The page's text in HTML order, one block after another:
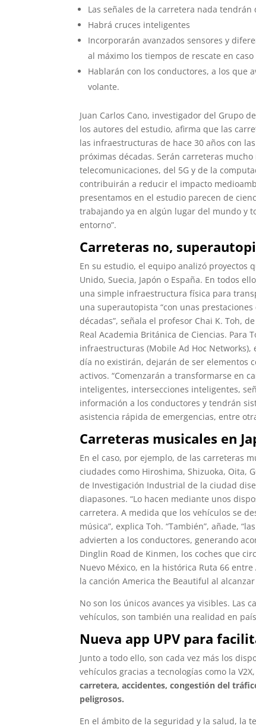
Las señales de la carretera nada tendrán
Habrá cruces inteligentes
Incorporarán avanzados sensores y
al máximo los tiempos de rescate en
Hablarán con los conductores, a los que
volante.
Juan Carlos Cano, investigador del Grupo
los autores del estudio, afirma que las
las infraestructuras de hace 30 años con
próximas décadas. Serán carreteras
telecomunicaciones, del 5G y de la
contribuirán a reducir el impacto
presentamos en el estudio parecen de
trabajando ya en algún lugar del mundo y
entorno”.
Carreteras no,
En su estudio, el equipo analizó proyectos
Unido, Suecia, Japón o España. En todos
una simple infraestructura física para
una superautopista “con unas
décadas”, señala el profesor Chai K. Toh,
Real Academia Británica de Ciencias. Para
infraestructuras (Mobile Ad Hoc Networks),
día no existirán, dejarán de ser elementos
activos. “Comenzarán a transformarse en
inteligentes, intersecciones inteligentes,
información a los conductores y tendrán
asistencia rápida de emergencias, entre
Carreteras musicales en
En el caso, por ejemplo, de las carreteras
ciudades como Hiroshima, Shizuoka, Oita,
de Investigación Industrial de la ciudad
diapasones. “Lo hacen mediante unos
carretera. A medida que los vehículos se
música”, explica Toh. “También”, añade,
advierten a los conductores, generando
Dinglin Road de Kinmen, los coches que
Nuevo México, en la histórica Ruta 66
la canción America the Beautiful al
No son los únicos avances ya visibles. Las
vehículos, son también una realidad en
Nueva app UPV para
Junto a todo ello, son cada vez más los
vehículos gracias a tecnologías como la
carretera, accidentes, congestión del
peligrosos.
En el ámbito de la seguridad y la salud, la